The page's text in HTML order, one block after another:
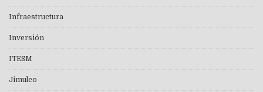
Infraestructura
Inversión
ITESM
Jimulco